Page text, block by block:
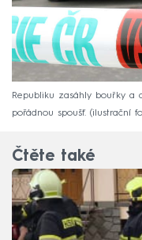
Republiku zasáhly bouřky a
pořádnou spoušť. (ilustrační
Čtěte také